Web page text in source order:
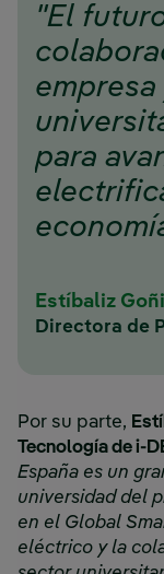
"El
para
Estíbaliz Goñi
Directora de
Por su parte,
Tecnología de i-
España es un
universidad del
en el Global
eléctrico y la